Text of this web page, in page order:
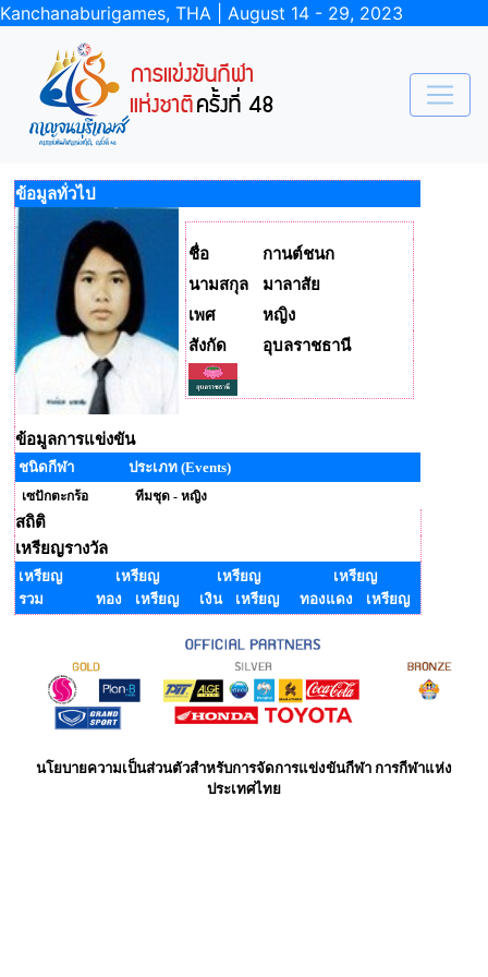
Kanchanaburigames, THA | August 14 - 29, 2023
ข้อมูลทั่วไป
ชื่อ
กานต์ชนก
นามสกุล
มาลาสัย
เพศ
หญิง
สังกัด
อุบลราชธานี
ข้อมูลการแข่งขัน
ชนิดกีฬา ประเภท (Events)
เซปักตะกร้อ ทีมชุด - หญิง
สถิติ
เหรียญรางวัล
เหรียญ
รวม
เหรียญ
ทอง เหรียญ
เหรียญ
เงิน เหรียญ
เหรียญ
ทองแดง เหรียญ
นโยบายความเป็นส่วนตัวสำหรับการจัดการแข่งขันกีฬา การกีฬาแห่ง
ประเทศไทย